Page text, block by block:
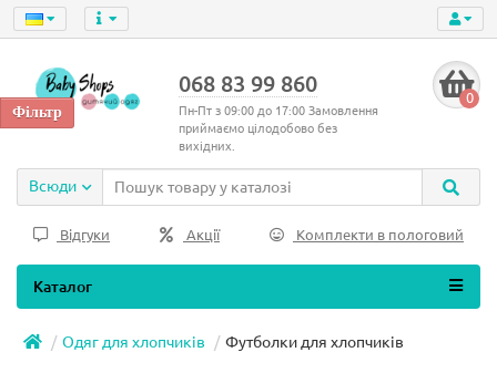
068 83 99 860
Пн-Пт з 09:00 до 17:00 Замовлення
приймаємо цілодобово без
вихідних.
0
Всюди
Відгуки Акції Комплекти в пологовий
Каталог
Одяг для хлопчиків Футболки для хлопчиків